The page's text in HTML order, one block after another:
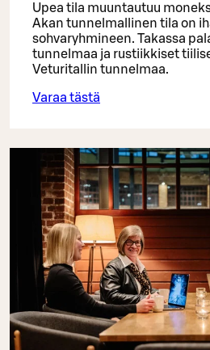
Upea tila muuntautuu
Akan tunnelmallinen tila on
sohvaryhmineen. Takassa
tunnelmaa ja rustiikkiset
Veturitallin tunnelmaa.
Varaa tästä